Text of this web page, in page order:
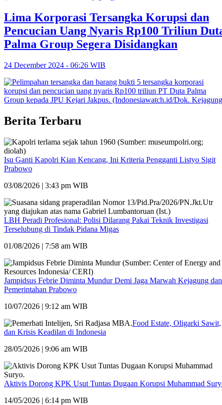
Lima Korporasi Tersangka Korupsi dan
Pencucian Uang Nyaris Rp100 Triliun
Palma Group Segera Disidangkan
24 December 2024 - 06:26 WIB
Berita Terbaru
Isu Ganti Kapolri Kian Kencang, Ini Kriteria Pengganti Listyo Sigit
Prabowo
03/08/2026 | 3:43 pm WIB
LBH Peradi Profesional: Polisi Dilarang Pakai Teknik Investigasi
Terselubung di Tindak Pidana Migas
01/08/2026 | 7:58 am WIB
Jampidsus Febrie Diminta Mundur Demi Jaga Marwah Kejagung dan
Pemerintahan Prabowo
10/07/2026 | 9:12 am WIB
Food Estate, Oligarki Sawit,
dan Krisis Keadilan di Indonesia
28/05/2026 | 9:06 am WIB
Aktivis Dorong KPK Usut Tuntas Dugaan Korupsi Muhammad
14/05/2026 | 6:14 pm WIB